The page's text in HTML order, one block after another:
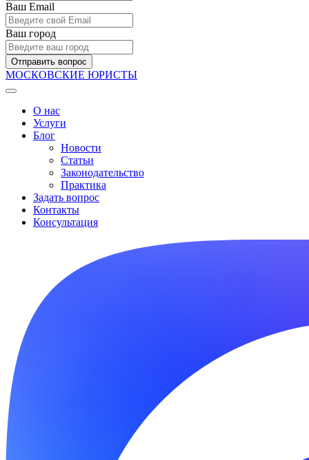
Ваш Email
Ваш город
Отправить вопрос
МОСКОВСКИЕ ЮРИСТЫ
О нас
Услуги
Блог
Новости
Статьи
Законодательство
Практика
Задать вопрос
Контакты
Консультация